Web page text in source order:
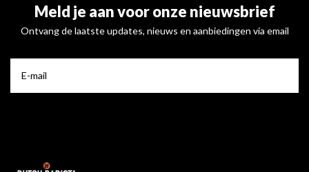
Meld je aan voor onze nieuwsbrief
Ontvang de laatste updates, nieuws en aanbiedingen via email